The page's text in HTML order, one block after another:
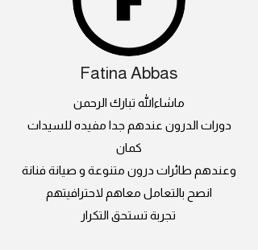
Fatina Abbas
ماشاءالله تبارك الرحمن
دورات الدرون عندهم جدا مفيده للسيدات
كمان
وعندهم طائرات درون متنوعة و صيانة فنانة
انصح بالتعامل معاهم لاحترافيتهم